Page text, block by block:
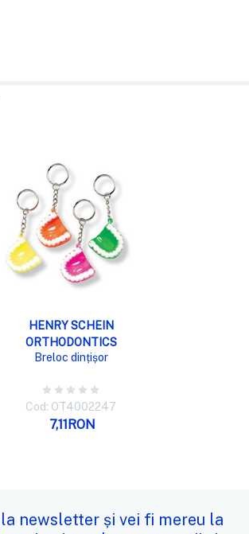
HENRY SCHEIN
ORTHODONTICS
Breloc dințișor
Cod: OT4002247
7,11RON
newsletter și vei fi mereu la